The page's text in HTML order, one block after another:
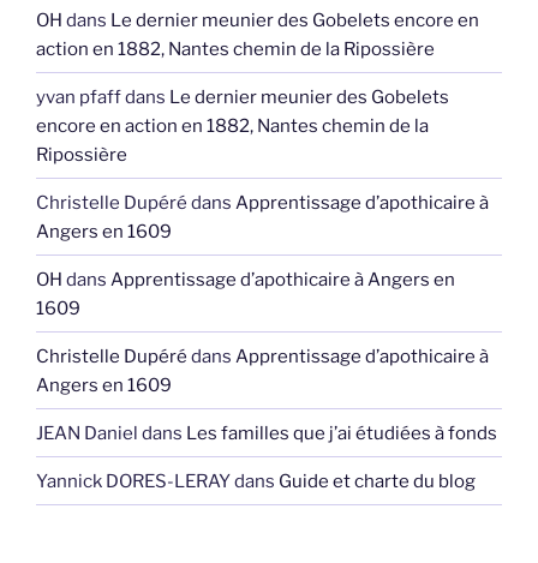
OH dans Le dernier meunier des Gobelets encore en
action en 1882, Nantes chemin de la Ripossière
yvan pfaffdans Le dernier meunier des Gobelets
encore en action en 1882, Nantes chemin de la
Ripossière
Christelle Dupéré dans Apprentissage d’apothicaire à
Angers en 1609
OH dans Apprentissage d’apothicaire à Angers en
1609
Christelle Dupéré dans Apprentissage d’apothicaire à
Angers en 1609
JEAN Daniel dans Les familles que j’ai étudiées à fonds
Yannick DORES-LERAYdans Guide et charte du blog